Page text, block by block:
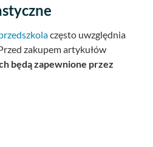
często uwzględnia
zakupem artykułów
będą zapewnione przez